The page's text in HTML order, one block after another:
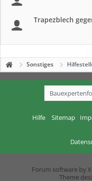
Trapezblech
Sonstiges
Hilfe Sitemap
Forum software by
Theme